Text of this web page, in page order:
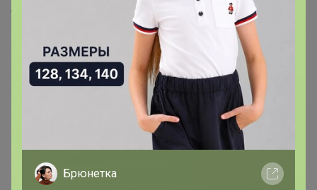
Скопировать ссылку
Медали 8
Номинировать на медаль
3 2 1
Брюнетка